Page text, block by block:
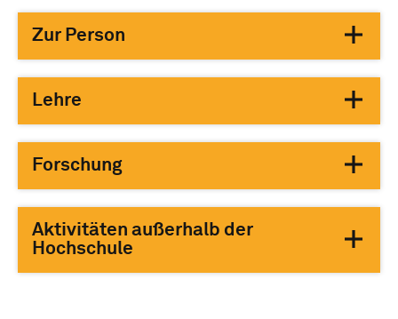
Zur Person
Lehre
Forschung
Aktivitäten außerhalb der
Hochschule